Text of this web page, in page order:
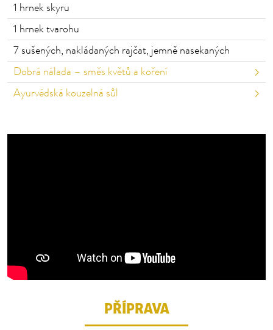
1 hrnek skyru
1 hrnek tvarohu
7 sušených, nakládaných rajčat, jemně nasekaných
Dobrá nálada – směs květů a koření
Ayurvédská kouzelná sůl
PŘÍPRAVA